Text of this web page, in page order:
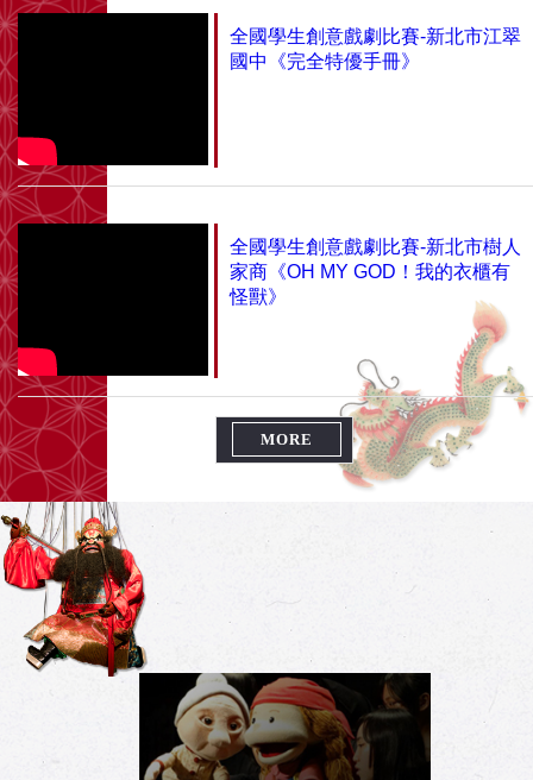
全國學生創意戲劇比賽-新北市江翠
國中《完全特優手冊》
全國學生創意戲劇比賽-新北市樹人
家商《OH MY GOD！我的衣櫃有
怪獸》